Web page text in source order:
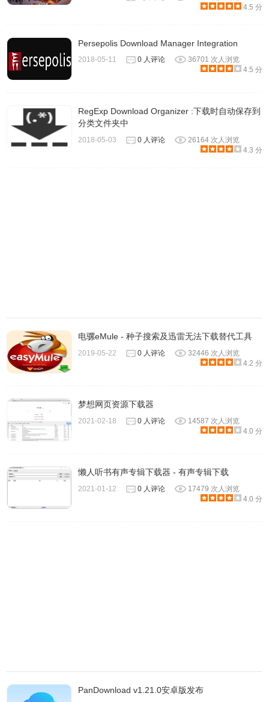
传、下载速度，并且它提供的控制维度也足够丰富：
指定应用运行时开启速控；
根据星期、时间段开启速控。
设置好【智能速控】，在每个周五的电影之夜让 Folx 自动降
3、标签管理
能就能帮你解决这个难题。除了分类功能之外，你还可以为
分配了不同标签的下载文件指定不同的文件夹，勾选「与
iTunes 整合」，标签下的所有视频和音乐文件还能自动导入
配标签很麻烦，Folx 可以设置为拥有特定属性如文件类型、
URL、大小等以及拥有特定名称的下载项自动分配指定的标
签，这一自动化功能相信能获得不少 Power User 的喜爱。
4.5 分
Persepolis Download Manager Integration
2018-05-11 0 人评论
36701 次人浏览
4.5 分
RegExp Download Organizer :下载时自动保存到
分类文件夹中
2018-05-03 0 人评论
26164 次人浏览
4.3 分
电骡eMule - 种子搜索及迅雷无法下载替代工具
2019-05-22 0 人评论
32446 次人浏览
4.2 分
梦想网页资源下载器
2021-02-18 0 人评论
14587 次人浏览
4.0 分
懒人听书有声专辑下载器 - 有声专辑下载
2021-01-12 0 人评论
17479 次人浏览
4.0 分
PanDownload v1.21.0安卓版发布